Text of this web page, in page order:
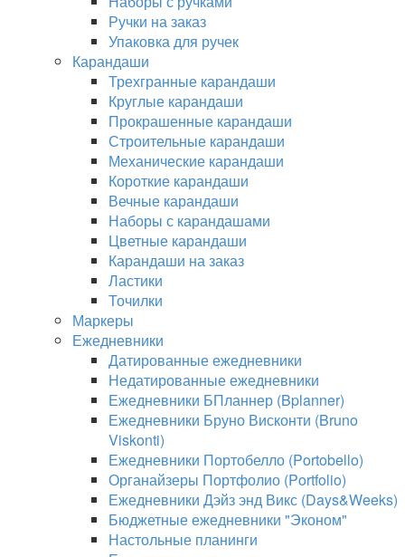
Ручки на заказ
Упаковка для ручек
Карандаши
Трехгранные карандаши
Круглые карандаши
Прокрашенные карандаши
Строительные карандаши
Механические карандаши
Короткие карандаши
Вечные карандаши
Наборы с карандашами
Цветные карандаши
Карандаши на заказ
Ластики
Точилки
Маркеры
Ежедневники
Датированные ежедневники
Недатированные ежедневники
Ежедневники БПланнер (Bplanner)
Ежедневники Бруно Висконти (Bruno
Viskonti)
Ежедневники Портобелло (Portobello)
Органайзеры Портфолио (Portfolio)
Ежедневники Дэйз энд Викс (Days&Weeks)
Бюджетные ежедневники "Эконом"
Настольные планинги